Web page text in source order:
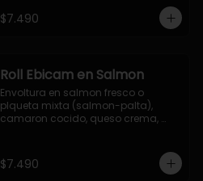
$7.490
Roll Ebicam en Salmon
Envoltura en salmon fresco o
plqueta mixta (salmon-palta),
camaron cocido, queso crema,
$7.490